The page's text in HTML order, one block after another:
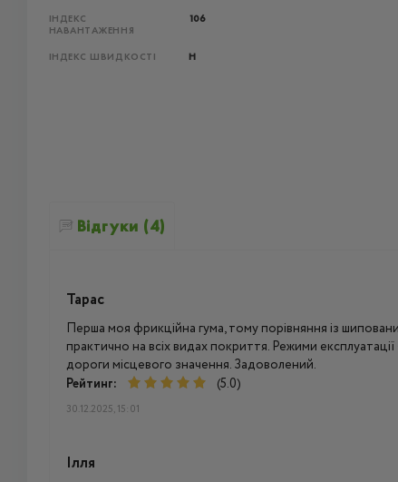
ІНДЕКС
НАВАНТАЖЕННЯ
106
ІНДЕКС ШВИДКОСТІ H
Відгуки (4)
Тарас
Перша моя фрикційна гума, тому порівняння із
практично на всіх видах покриття. Режими
дороги місцевого значення. Задоволений.
Рейтинг:
(5.0)
30.12.2025, 15:01
Ілля